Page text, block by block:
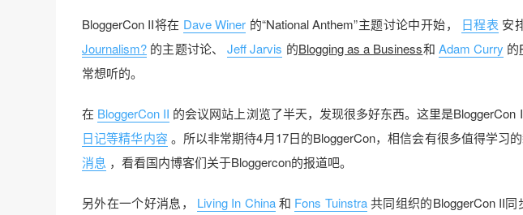
BloggerCon II将在 Dave Winer 的“National Anthem”主题讨论中开始， 日程表 安
Journalism? 的主题讨论、 Jeff Jarvis 的Blogging as a Business和 Adam Curry 的
常想听的。
在 BloggerCon II 的会议网站上浏览了半天，发现很多好东西。这里是BloggerCon I
日记等精华内容 。所以非常期待4月17日的BloggerCon，相信会有很多值得学习
消息 ，看看国内博客们关于Bloggercon的报道吧。
另外在一个好消息， Living In China 和 Fons Tuinstra 共同组织的BloggerCon II同